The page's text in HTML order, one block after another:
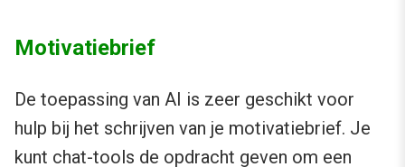
Motivatiebrief
De toepassing van AI is zeer geschikt voor
hulp bij het schrijven van je motivatiebrief. Je
kunt chat-tools de opdracht geven om een